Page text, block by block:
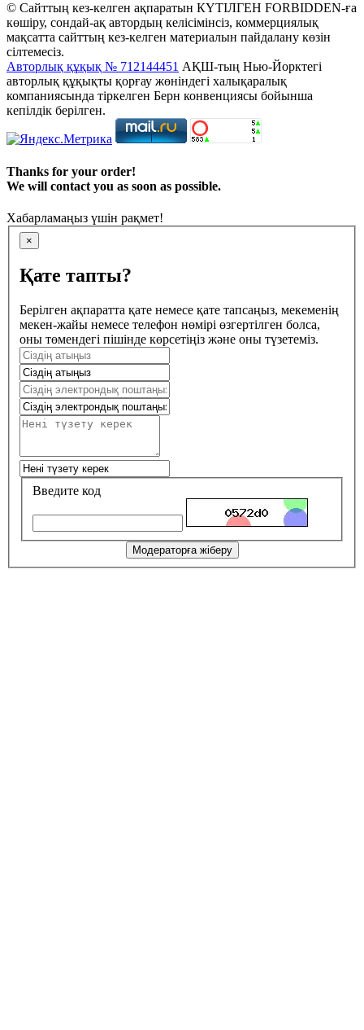
© Сайттың кез-келген ақпаратын КҮТІЛГЕН FORBIDDEN-ға
көшіру, сондай-ақ автордың келісімінсіз, коммерциялық
мақсатта сайттың кез-келген материалын пайдалану көзін
сілтемесіз.
Авторлық құқық № 712144451 АҚШ-тың Нью-Йорктегі
авторлық құқықты қорғау жөніндегі халықаралық
компаниясында тіркелген Берн конвенциясы бойынша
кепілдік берілген.
Thanks for your order!
We will contact you as soon as possible.
Хабарламаңыз үшін рақмет!
×
Қате тапты?
Берілген ақпаратта қате немесе қате тапсаңыз, мекеменің
мекен-жайы немесе телефон нөмірі өзгертілген болса,
оны төмендегі пішінде көрсетіңіз және оны түзетеміз.
Введите код
Модераторға жіберу